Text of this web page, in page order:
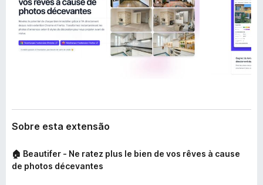
o
x
Sobre esta extensão
🏠 Beautifer - Ne ratez plus le bien de vos rêves à cause
de photos décevantes